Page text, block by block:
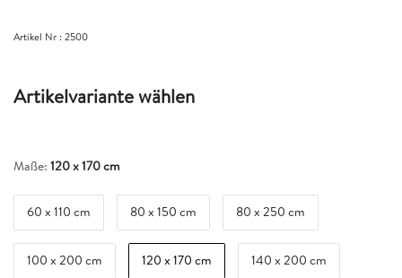
Artikel Nr :2500
Artikelvariante wählen
Maße: 120 x 170 cm
60 x 110 cm 80 x 150 cm 80 x 250 cm
100 x 200 cm 120 x 170 cm 140 x 200 cm